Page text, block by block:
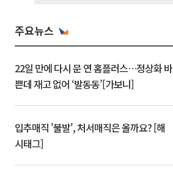
주요뉴스
22일 만에 다시 문 연 홈플러스…정상화 바
쁜데 재고 없어 ‘발동동’[가보니]
입추매직 '불발', 처서매직은 올까요? [해
시태그]